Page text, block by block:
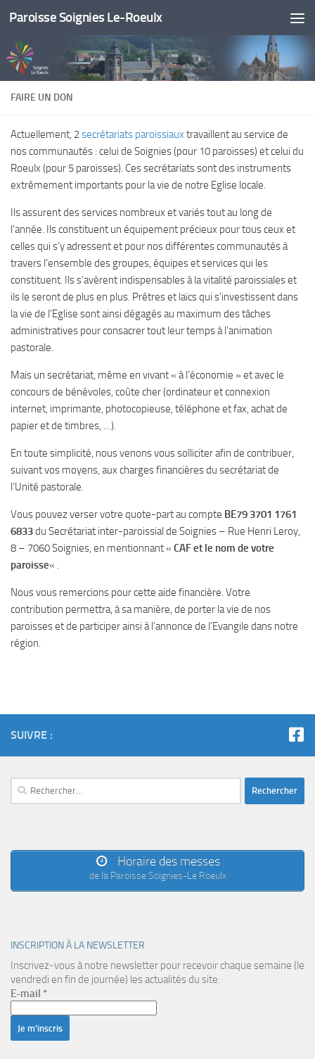
Skip to content
Paroisse Soignies Le-Roeulx
FAIRE UN DON
Actuellement, 2secrétariats paroissiaux travaillent au service de
nos communautés : celui de Soignies (pour 10 paroisses) et celui du
Roeulx (pour 5 paroisses). Ces secrétariats sont des instruments
extrêmement importants pour la vie de notre Eglise locale.
Ils assurent des services nombreux et variés tout au long de
l’année. Ils constituent un équipement précieux pour tous ceux et
celles qui s’y adressent et pour nos différentes communautés à
travers l’ensemble des groupes, équipes et services qui les
constituent. Ils s’avèrent indispensables à la vitalité paroissiales et
ils le seront de plus en plus. Prêtres et laïcs qui s’investissent dans
la vie de l’Eglise sont ainsi dégagés au maximum des tâches
administratives pour consacrer tout leur temps à l’animation
pastorale.
Mais un secrétariat, même en vivant « à l’économie » et avec le
concours de bénévoles, coûte cher (ordinateur et connexion
internet, imprimante, photocopieuse, téléphone et fax, achat de
papier et de timbres, …).
En toute simplicité, nous venons vous solliciter afin de contribuer,
suivant vos moyens, aux charges financières du secrétariat de
l’Unité pastorale.
Vous pouvez verser votre quote-part au compte BE79 3701 1761
6833du Secrétariat inter-paroissial de Soignies – Rue Henri Leroy,
8 – 7060 Soignies, en mentionnant « CAF et le nom de votre
paroisse« .
Nous vous remercions pour cette aide financière. Votre
contribution permettra, à sa manière, de porter la vie de nos
paroisses et de participer ainsi à l’annonce de l’Evangile dans notre
région.
SUIVRE :
Rechercher :
Horaire des messes
de la Paroisse Soignies-Le Roeulx
INSCRIPTION À LA NEWSLETTER
Inscrivez-vous à notre newsletter pour recevoir chaque semaine (le
vendredi en fin de journée) les actualités du site.
E-mail *